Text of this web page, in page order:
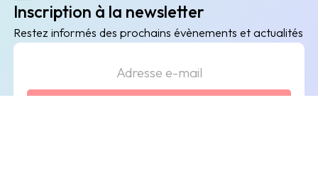
Inscription à la newsletter
Restez informés des prochains évènements et actualités